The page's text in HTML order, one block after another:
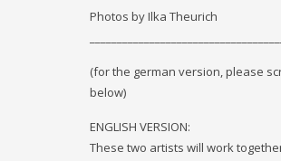
Photos by Ilka Theurich
(for the german version, please
below)
ENGLISH VERSION:
These two artists will work